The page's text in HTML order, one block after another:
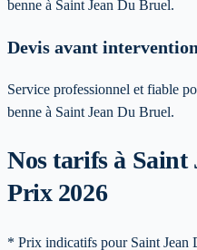
benne à Saint Jean Du Bruel.
Devis avant intervention
Service professionnel et fiable
benne à Saint Jean Du Bruel.
Nos tarifs à Saint
Prix 2026
* Prix indicatifs pour Saint Jean